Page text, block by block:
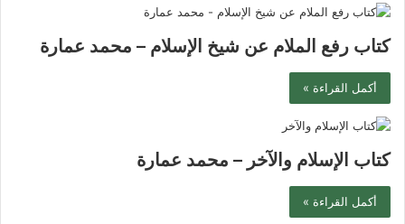
كتاب رفع الملام عن شيخ الإسلام – محمد عمارة
أكمل القراءة »
كتاب الإسلام والآخر – محمد عمارة
أكمل القراءة »